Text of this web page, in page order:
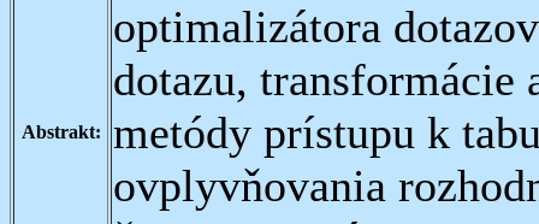
Abstrakt:
optimalizátora
dotazu, transformácie
metódy prístupu k
ovplyvňovania